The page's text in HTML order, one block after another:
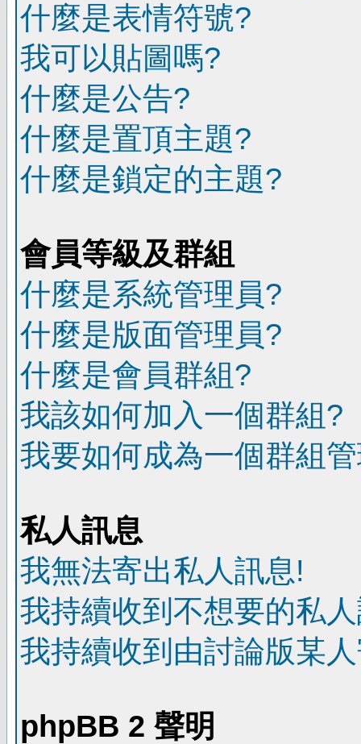
什麼是表情符號?
我可以貼圖嗎?
什麼是公告?
什麼是置頂主題?
什麼是鎖定的主題?
會員等級及群組
什麼是系統管理員?
什麼是版面管理員?
什麼是會員群組?
我該如何加入一個群組?
我要如何成為一個群組
私人訊息
我無法寄出私人訊息!
我持續收到不想要的私
我持續收到由討論版某
phpBB 2 聲明